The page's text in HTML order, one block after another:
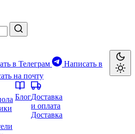
в Телеграм
Написать в
на почту
БлогДоставка
и оплата
Доставка